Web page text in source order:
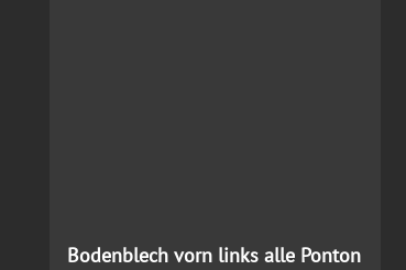
Bodenblech vorn links alle Ponton